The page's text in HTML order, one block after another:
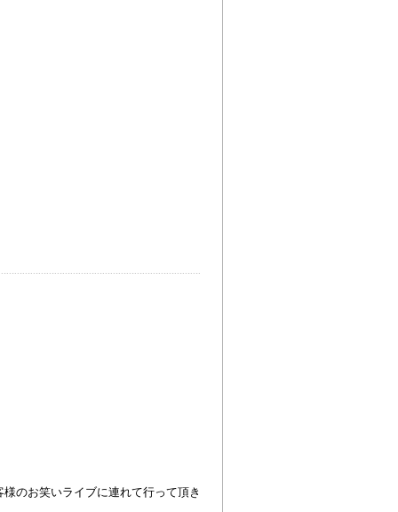
のお笑いライブに連れて行って頂き